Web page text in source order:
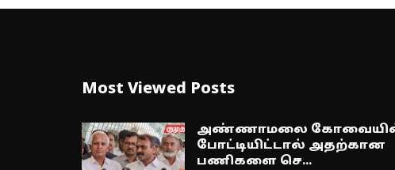
Most Viewed Posts
அண்ணாமலை
போட்டியிட்டால் அதற்கான
பணிகளை செ...